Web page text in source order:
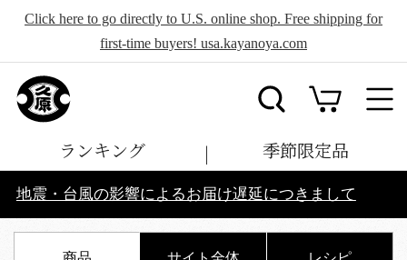
Click here to go directly to U.S. online shop. Free shipping for
first-time buyers! usa.kayanoya.com
ランキング 季節限定品
地震・台風の影響によるお届け遅延につきまして